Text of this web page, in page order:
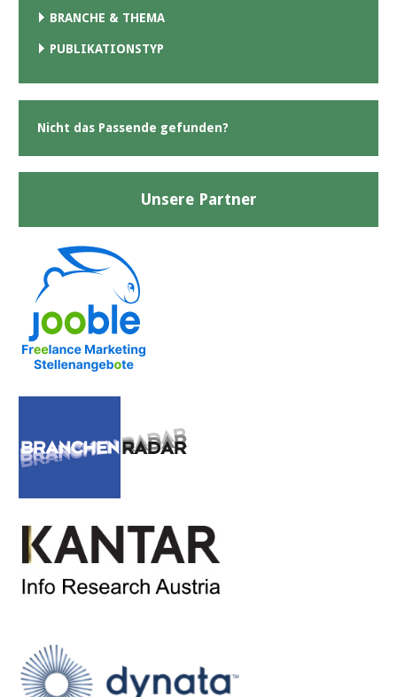
BRANCHE & THEMA
PUBLIKATIONSTYP
Nicht das Passende gefunden?
Unsere Partner